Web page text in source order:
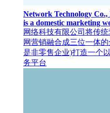
Network Technology
is a domestic marketing
网络科技有限公司将传
网营销融合成三位一体
是非零售企业)打造一个
务平台